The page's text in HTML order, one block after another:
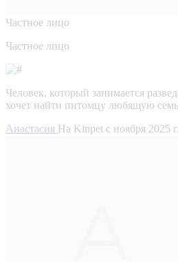
Частное лицо
Частное лицо
Человек, который занимается
хочет найти питомцу любящую
Анастасия На Kinpet c ноября 2025 г.